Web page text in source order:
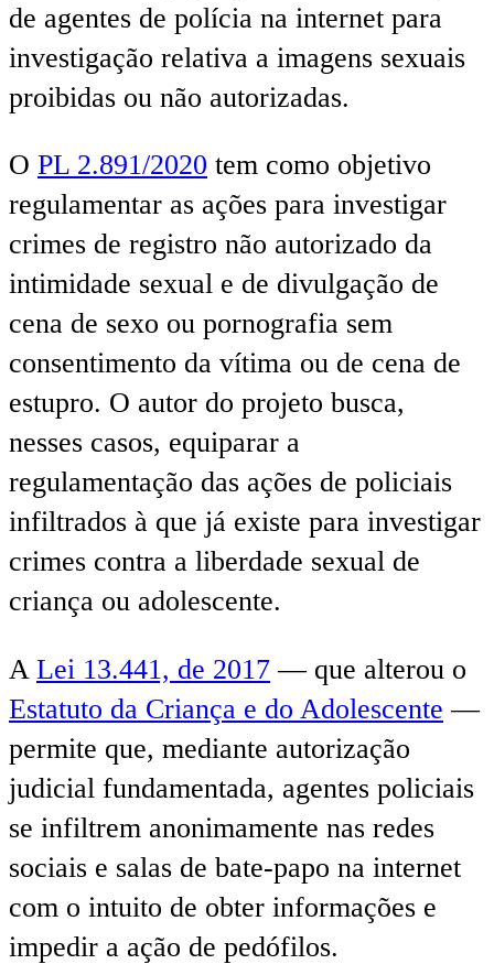
de agentes de polícia na internet para
investigação relativa a imagens sexuais
proibidas ou não autorizadas.
O PL 2.891/2020 tem como objetivo
regulamentar as ações para investigar
crimes de registro não autorizado da
intimidade sexual e de divulgação de
cena de sexo ou pornografia sem
consentimento da vítima ou de cena de
estupro. O autor do projeto busca,
nesses casos, equiparar a
regulamentação das ações de policiais
infiltrados à que já existe para investigar
crimes contra a liberdade sexual de
criança ou adolescente.
A Lei 13.441, de 2017 — que alterou o
Estatuto da Criança e do Adolescente —
permite que, mediante autorização
judicial fundamentada, agentes policiais
se infiltrem anonimamente nas redes
sociais e salas de bate-papo na internet
com o intuito de obter informações e
impedir a ação de pedófilos.